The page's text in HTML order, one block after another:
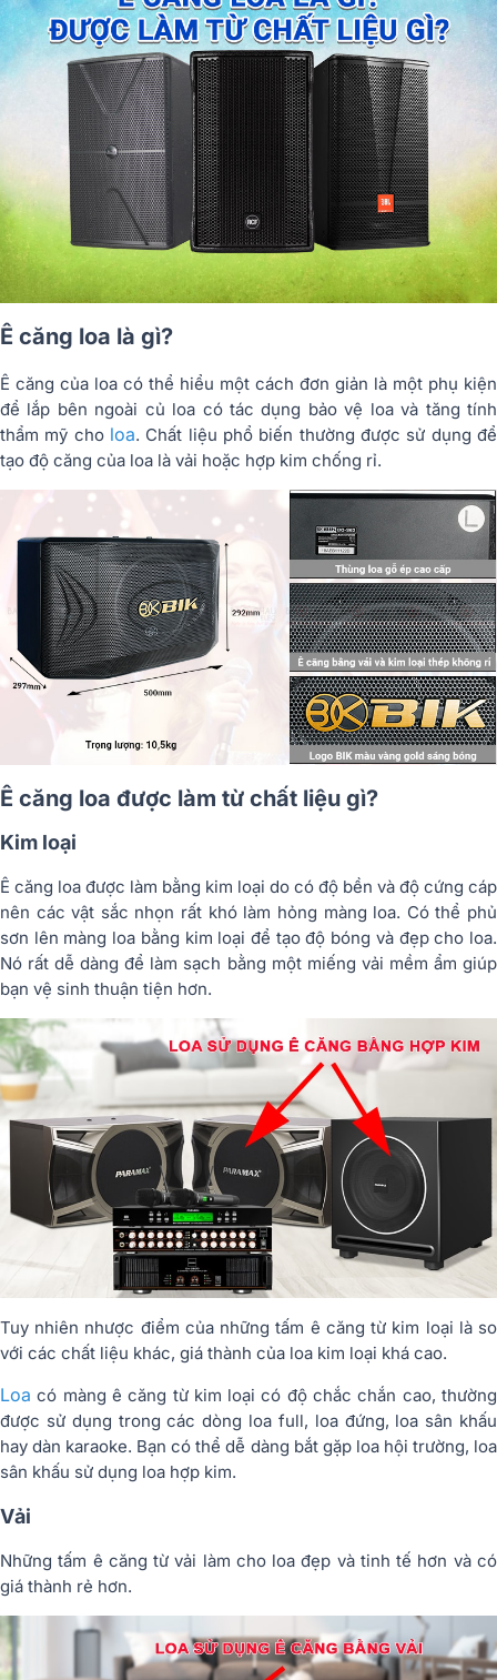
Ê căng loa là gì?
Ê căng của loa có thể hiểu một cách đơn giản là một phụ kiện
để lắp bên ngoài củ loa có tác dụng bảo vệ loa và tăng tính
thẩm mỹ cho loa. Chất liệu phổ biến thường được sử dụng để
tạo độ căng của loa là vải hoặc hợp kim chống rỉ.
Ê căng loa được làm từ chất liệu gì?
Kim loại
Ê căng loa được làm bằng kim loại do có độ bền và độ cứng cáp
nên các vật sắc nhọn rất khó làm hỏng màng loa. Có thể phủ
sơn lên màng loa bằng kim loại để tạo độ bóng và đẹp cho loa.
Nó rất dễ dàng để làm sạch bằng một miếng vải mềm ẩm giúp
bạn vệ sinh thuận tiện hơn.
Tuy nhiên nhược điểm của những tấm ê căng từ kim loại là so
với các chất liệu khác, giá thành của loa kim loại khá cao.
Loa có màng ê căng từ kim loại có độ chắc chắn cao, thường
được sử dụng trong các dòng loa full, loa đứng, loa sân khấu
hay dàn karaoke. Bạn có thể dễ dàng bắt gặp loa hội trường, loa
sân khấu sử dụng loa hợp kim.
Vải
Những tấm ê căng từ vải làm cho loa đẹp và tinh tế hơn và có
giá thành rẻ hơn.